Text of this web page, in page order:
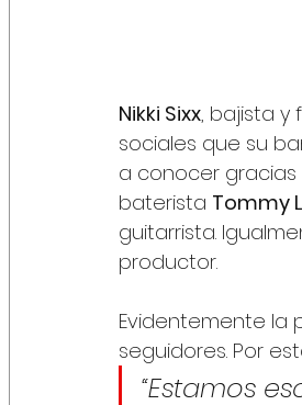
Nikki Sixx, bajista y
sociales que su
a conocer
baterista Tommy
guitarrista.
productor.
Evidentemente la
seguidores. Por
“Estamos